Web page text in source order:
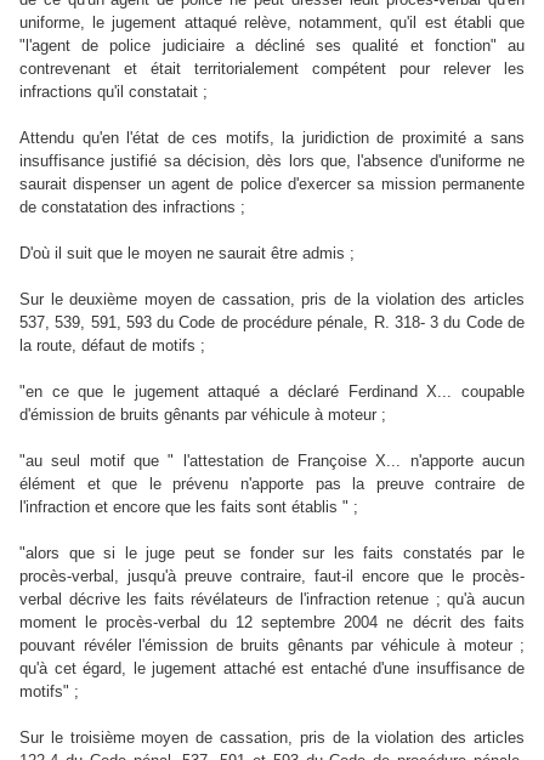
uniforme, le jugement attaqué relève, notamment, qu'il est établi que
"l'agent de police judiciaire a décliné ses qualité et fonction" au
contrevenant et était territorialement compétent pour relever les
infractions qu'il constatait ;
Attendu qu'en l'état de ces motifs, la juridiction de proximité a sans
insuffisance justifié sa décision, dès lors que, l'absence d'uniforme ne
saurait dispenser un agent de police d'exercer sa mission permanente
de constatation des infractions ;
D'où il suit que le moyen ne saurait être admis ;
Sur le deuxième moyen de cassation, pris de la violation des articles
537, 539, 591, 593 du Code de procédure pénale, R. 318- 3 du Code de
la route, défaut de motifs ;
"en ce que le jugement attaqué a déclaré Ferdinand X... coupable
d'émission de bruits gênants par véhicule à moteur ;
"au seul motif que " l'attestation de Françoise X... n'apporte aucun
élément et que le prévenu n'apporte pas la preuve contraire de
l'infraction et encore que les faits sont établis " ;
"alors que si le juge peut se fonder sur les faits constatés par le
procès-verbal, jusqu'à preuve contraire, faut-il encore que le procès-
verbal décrive les faits révélateurs de l'infraction retenue ; qu'à aucun
moment le procès-verbal du 12 septembre 2004 ne décrit des faits
pouvant révéler l'émission de bruits gênants par véhicule à moteur ;
qu'à cet égard, le jugement attaché est entaché d'une insuffisance de
motifs" ;
Sur le troisième moyen de cassation, pris de la violation des articles